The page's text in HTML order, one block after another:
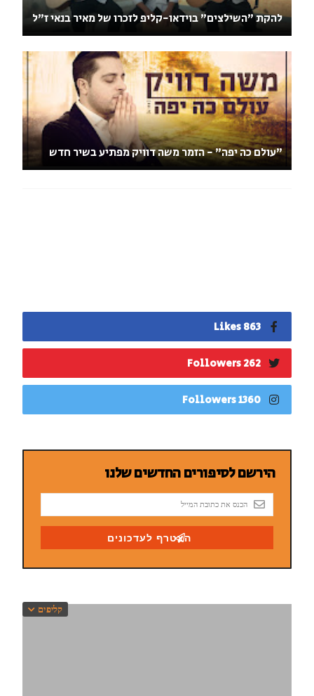
להקת "השילצים" בוידאו-קליפ לזכרו של מאיר בנאי ז"ל
"עולם כה יפה" - הזמר משה דוויק מפתיע בשיר חדש
863 Likes
262 Followers
1360 Followers
קליפים